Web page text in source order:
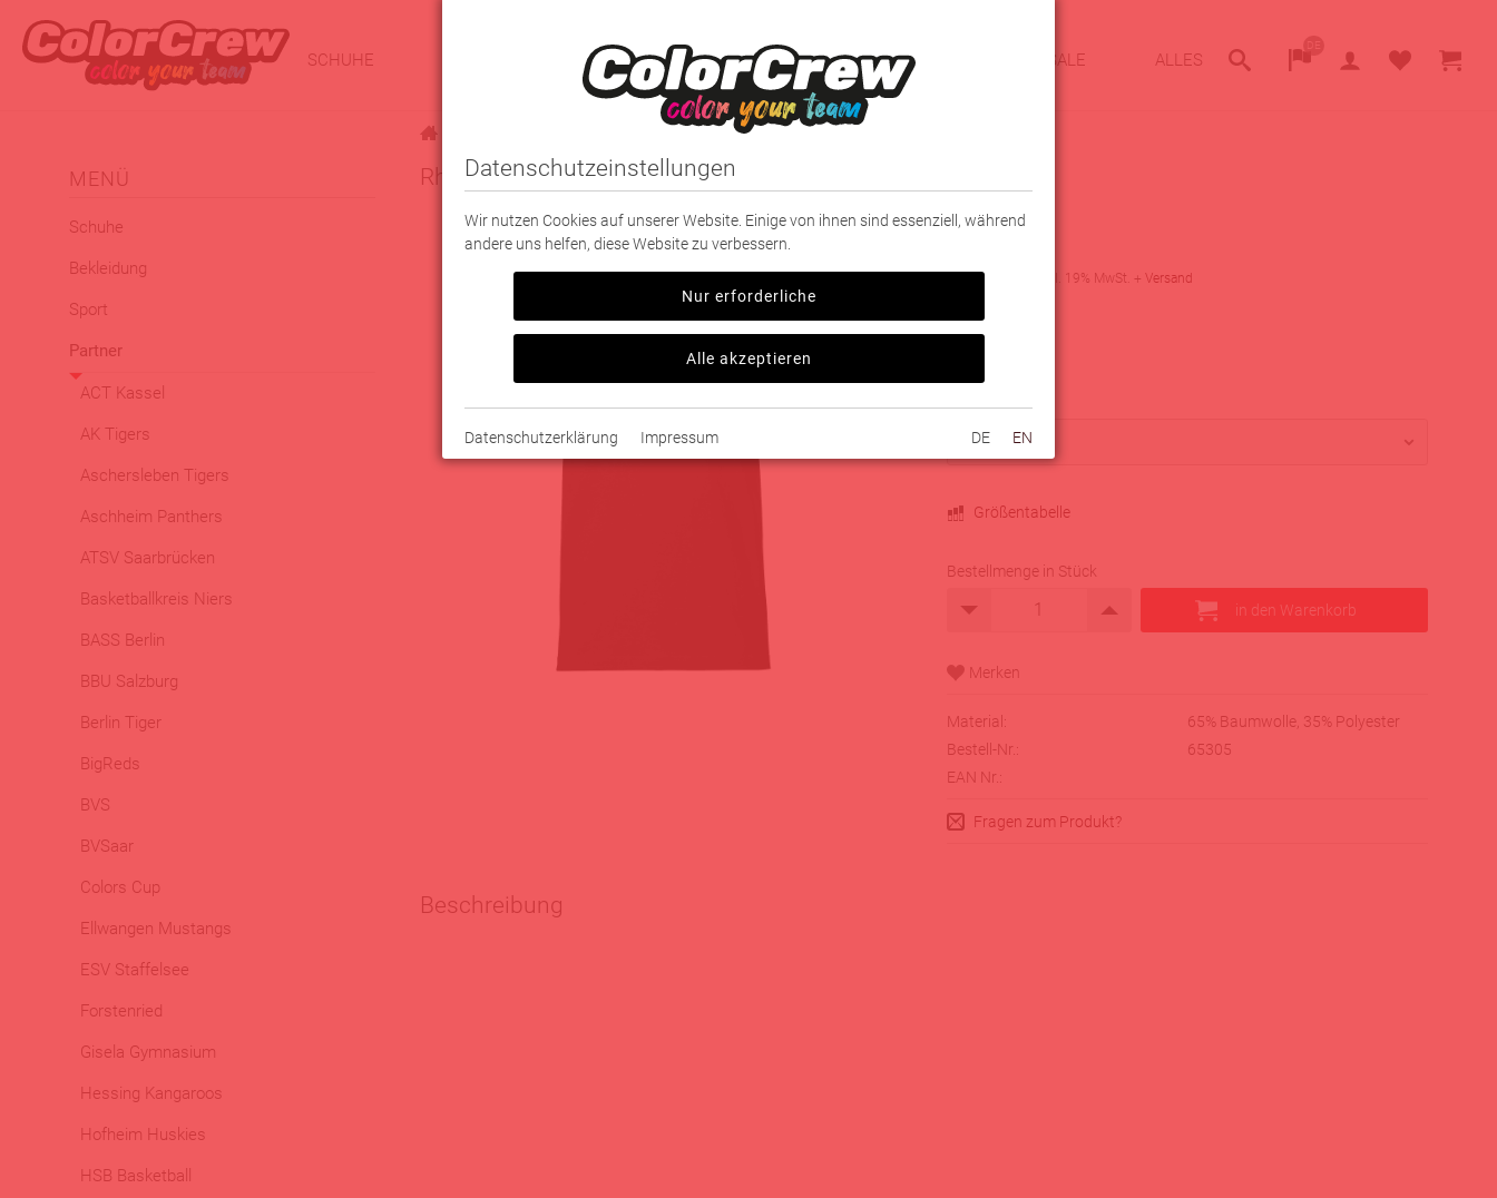
SCHUHE SPORT PARTNER TEXTILDRUCK SALE ALLES
MENÜ
Schuhe
Bekleidung
Sport
Partner
ACT Kassel
AK Tigers
Aschersleben Tigers
Aschheim Panthers
ATSV Saarbrücken
Basketballkreis Niers
BASS Berlin
BBU Salzburg
Berlin Tiger
BigReds
BVS
BVSaar
Colors Cup
Ellwangen Mustangs
ESV Staffelsee
Forstenried
Gisela Gymnasium
Hessing Kangaroos
Hofheim Huskies
HSB Basketball
Rhine River Rhinos T-Shirt
schwarz
15,00 inkl. 19% MwSt. + Versand
Verfügbarkeit
Größentabelle
Bestellmenge in Stück
Material:
65% Baumwolle, 35% Polyester
Bestell-Nr.:
65305
EAN Nr.:
Fragen zum Produkt?
Beschreibung
Datenschutzeinstellungen
Wir nutzen Cookies auf unserer Website. Einige von ihnen sind essenziell, während
andere uns helfen, diese Website zu verbessern.
Nur erforderliche
Alle akzeptieren
Datenschutzerklärung Impressum DE EN